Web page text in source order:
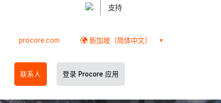
支持
procore.com 新加坡（简体中文）
联系人 登录 Procore 应用